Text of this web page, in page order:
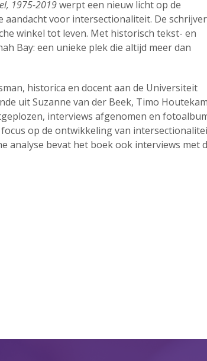
1975-2019werpt een nieuw licht op de
voor intersectionaliteit. De
winkel tot leven. Met historisch tekst- en
Bay: een unieke plek die altijd meer dan
historica en docent aan de Universiteit
uit Suzanne van der Beek, Timo
interviews afgenomen en
op de ontwikkeling van
analyse bevat het boek ook interviews met